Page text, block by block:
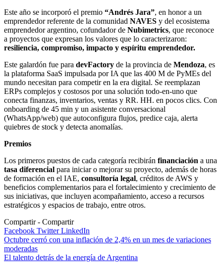
Este año se incorporó el premio “Andrés Jara”, en honor a un
emprendedor referente de la comunidad NAVES y del ecosistema
emprendedor argentino, cofundador de Nubimetrics, que reconoce
a proyectos que expresan los valores que lo caracterizaron:
resiliencia, compromiso, impacto y espíritu emprendedor.
Este galardón fue para devFactory de la provincia de Mendoza, es
la plataforma SaaS impulsada por IA que las 400 M de PyMEs del
mundo necesitan para competir en la era digital. Se reemplazan
ERPs complejos y costosos por una solución todo-en-uno que
conecta finanzas, inventarios, ventas y RR. HH. en pocos clics. Con
onboarding de 45 min y un asistente conversacional
(WhatsApp/web) que autoconfigura flujos, predice caja, alerta
quiebres de stock y detecta anomalías.
Premios
Los primeros puestos de cada categoría recibirán financiación a una
tasa diferencial para iniciar o mejorar su proyecto, además de horas
de formación en el IAE, consultoría legal, créditos de AWS y
beneficios complementarios para el fortalecimiento y crecimiento de
sus iniciativas, que incluyen acompañamiento, acceso a recursos
estratégicos y espacios de trabajo, entre otros.
Compartir
Facebook TwitterLinkedIn
Navegación
de
Octubre cerró con una inflación de 2,4% en un mes de variaciones
moderadas
El talento detrás de la energía de Argentina